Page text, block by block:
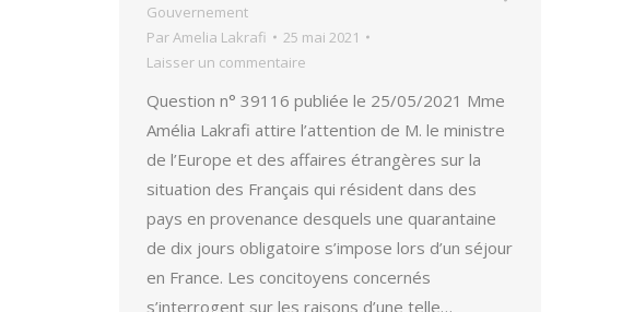
Gouvernement
ParAmelia Lakrafi
25 mai 2021
Laisser un commentaire
Question n° 39116 publiée le 25/05/2021 Mme
Amélia Lakrafi attire l’attention de M. le ministre
de l’Europe et des affaires étrangères sur la
situation des Français qui résident dans des
pays en provenance desquels une quarantaine
de dix jours obligatoire s’impose lors d’un séjour
en France. Les concitoyens concernés
s’interrogent sur les raisons d’une telle…